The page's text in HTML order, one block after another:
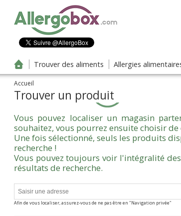
Trouver des aliments Allergies
Accueil
Trouver un produit
Vous pouvez localiser un magasin
souhaitez, vous pourrez ensuite choisir
Une fois sélectionné, seuls les produits
recherche !
Vous pouvez toujours voir l'intégralité
résultats de recherche.
Afin de vous localiser, assurez-vous de ne pas être en "Navigation privée"